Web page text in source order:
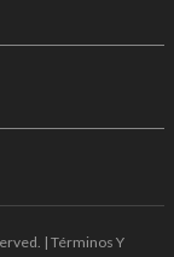
| Términos Y